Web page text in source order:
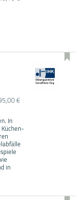
€
In
in